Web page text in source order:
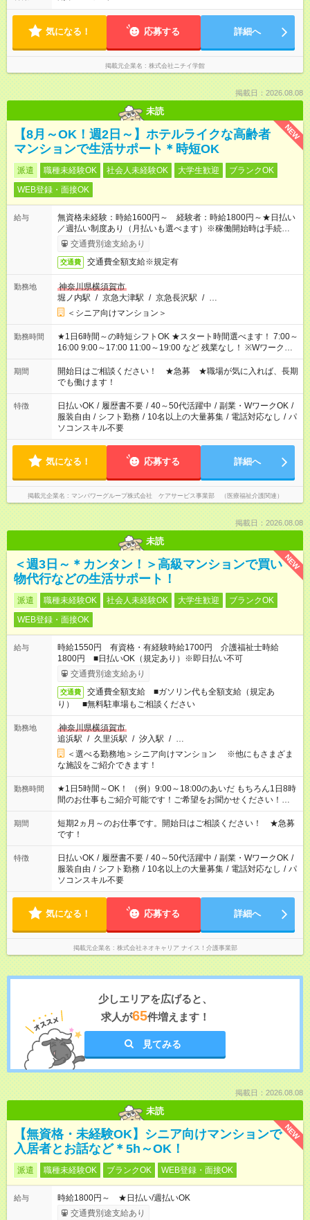
たり40時間 【0:00～24:00】の間でシフトを組みます。 拠点・
サービスによりシフト・勤務時間は異なります。 ＜シフト例＞
早番：7:30～16:30 日勤：9:00～18:00 遅番：10:30～19:30 夜
勤：16:30～翌9:30 ※上記は一例です。 ※勤務日数や時間帯はご
相談ください。
気になる！ 応募する 詳細へ
掲載元企業名 株式会社ニチイ学館
掲載日：2026.08.08
未読
NEW
【8月～OK！週2日～】ホテルライクな高齢者
マンションで生活サポート＊時短OK
派遣 職種未経験OK 社会人未経験OK 大学生歓迎
ブランクOK
WEB登録・面接OK
給与
無資格未経験：時給1600円～ 経験者：時給1800円～★日払い
／週払い制度あり（月払いも選べます）※稼働開始時は手続き完
了次第のお支払いとなります。
交通費別途支給あり
交通費 交通費全額支給※規定有
勤務地
神奈川県横須賀市
堀ノ内駅 / 京急大津駅 / 京急長沢駅 / …
＜シニア向けマンション＞
勤務時間
★1日6時間～の時短シフトOK ★スタート時間選べます！ 7:00～
16:00 9:00～17:00 11:00～19:00 など 残業なし！ ※Wワークの
場合、他のお仕事と合わせ週40時間超の就業はご案内できませ
ん ※法令に基づき、週20時間以上勤務は社会保険への加入対象
となります ※労働者派遣法（日雇い派遣の原則禁止）により、
短時間・短期間の就業はご案内が難しい場合があります
期間
開始日はご相談ください！ ★急募 ★職場が気に入れば、長期
でも働けます！
特徴 日払いOK / 履歴書不要 / 40～50代活躍中 / 副業・WワークOK /
服装自由 / シフト勤務 / 10名以上の大量募集 / 電話対応なし / パ
ソコンスキル不要
気になる！ 応募する 詳細へ
掲載元企業名 マンパワーグループ株式会社 ケアサービス事業部 （医療福祉介護関連）
掲載日：2026.08.08
未読
NEW
＜週3日～＊カンタン！＞高級マンションで買い
物代行などの生活サポート！
派遣 職種未経験OK 社会人未経験OK 大学生歓迎
ブランクOK
WEB登録・面接OK
給与
時給1550円 有資格・有経験時給1700円 介護福祉士時給
1800円 ■日払いOK（規定あり）※即日払い不可
交通費別途支給あり
交通費
交通費全額支給 ■ガソリン代も全額支給（規定あ
り） ■無料駐車場もご相談ください
勤務地
神奈川県横須賀市
追浜駅 / 久里浜駅 / 汐入駅 / …
＜選べる勤務地＞シニア向けマンション ※他にもさまざま
な施設をご紹介できます！
勤務時間
★1日5時間～OK！ （例）9:00～18:00のあいだ もちろん1日8時
間のお仕事もご紹介可能です！ご希望をお聞かせください！★家
庭の都合でお休みが必要な場合も遠慮なくご相談ください。 ※
週最低15時間以上の勤務が必要です
期間
短期2ヵ月～のお仕事です。開始日はご相談ください！ ★急募
です！
特徴 日払いOK / 履歴書不要 / 40～50代活躍中 / 副業・WワークOK /
服装自由 / シフト勤務 / 10名以上の大量募集 / 電話対応なし / パ
ソコンスキル不要
気になる！ 応募する 詳細へ
掲載元企業名 株式会社ネオキャリア ナイス！介護事業部
少しエリアを広げると、
求人が65件増えます！
見てみる
掲載日：2026.08.08
未読
NEW
【無資格・未経験OK】シニア向けマンションで
入居者とお話など＊5h～OK！
派遣 職種未経験OK ブランクOK WEB登録・面接OK
給与
時給1800円～ ★日払い/週払いOK
交通費別途支給あり